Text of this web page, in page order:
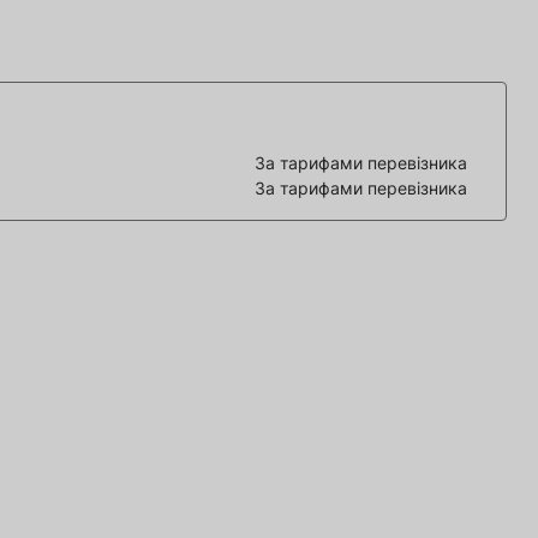
За тарифами перевізника
За тарифами перевізника